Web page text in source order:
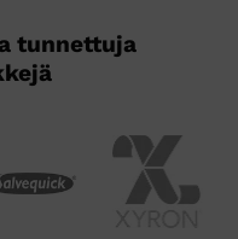
tunnettuja